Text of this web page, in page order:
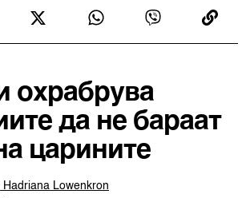
охрабрува
да не бараат
царините
Hadriana Lowenkron